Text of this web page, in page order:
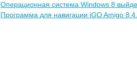
Операционная система Windows 8
Программа для навигации iGO Amigo